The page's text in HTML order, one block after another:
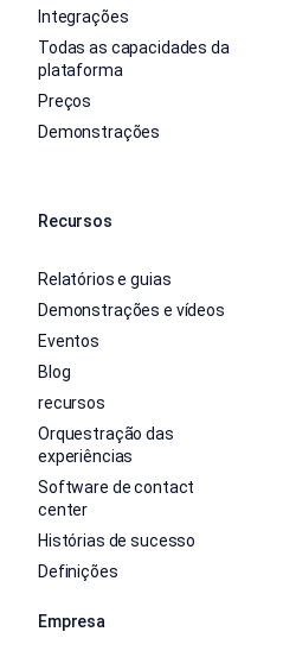
Integrações
Todas as capacidades da
plataforma
Preços
Demonstrações
Recursos
Relatórios e guias
Demonstrações e vídeos
Eventos
Blog
recursos
Orquestração das
experiências
Software de contact
center
Histórias de sucesso
Definições
Empresa